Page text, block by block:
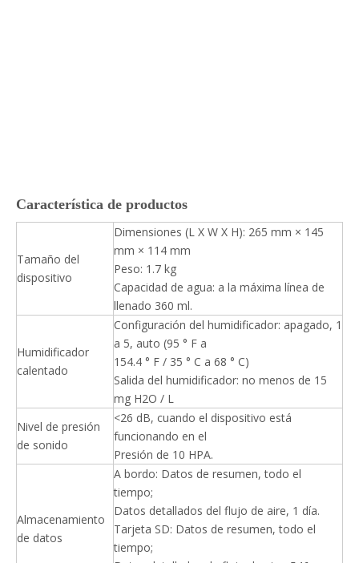
Característica de productos
Tamaño del
dispositivo
Dimensiones (L X W X H): 265 mm × 145
mm × 114 mm
Peso: 1.7 kg
Capacidad de agua: a la máxima línea de
llenado 360 ml.
Humidificador
calentado
Configuración del humidificador: apagado, 1
a 5, auto (95 ° F a
154.4 ° F / 35 ° C a 68 ° C)
Salida del humidificador: no menos de 15
mg H2O / L
Nivel de presión
de sonido
<26 dB, cuando el dispositivo está
funcionando en el
Presión de 10 HPA.
Almacenamiento
de datos
A bordo: Datos de resumen, todo el
tiempo;
Datos detallados del flujo de aire, 1 día.
Tarjeta SD: Datos de resumen, todo el
tiempo;